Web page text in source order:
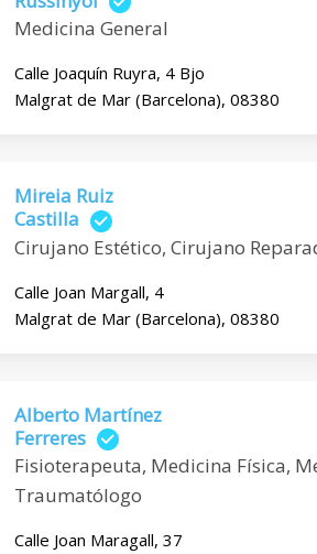
Medicina General
Calle Joaquín Ruyra, 4 Bjo
Malgrat de Mar (Barcelona), 08380
Mireia Ruiz
Castilla
Cirujano Estético, Cirujano
Calle Joan Margall, 4
Malgrat de Mar (Barcelona), 08380
Alberto Martínez
Ferreres
Fisioterapeuta, Medicina Física,
Traumatólogo
Calle Joan Maragall, 37